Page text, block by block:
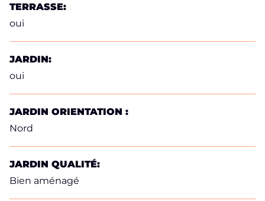
TERRASSE:
oui
JARDIN:
oui
JARDIN ORIENTATION :
Nord
JARDIN QUALITÉ:
Bien aménagé